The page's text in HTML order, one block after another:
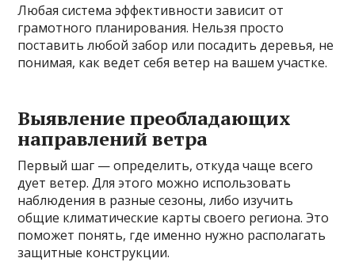
Любая система эффективности зависит от
грамотного планирования. Нельзя просто
поставить любой забор или посадить деревья, не
понимая, как ведет себя ветер на вашем участке.
Выявление преобладающих
направлений ветра
Первый шаг — определить, откуда чаще всего
дует ветер. Для этого можно использовать
наблюдения в разные сезоны, либо изучить
общие климатические карты своего региона. Это
поможет понять, где именно нужно располагать
защитные конструкции.